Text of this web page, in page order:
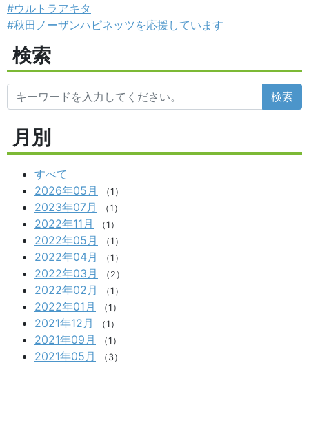
#ウルトラアキタ
#秋田ノーザンハピネッツを応援しています
検索
検索
月別
すべて
2026年05月
（1）
2023年07月 （1）
2022年11月 （1）
2022年05月 （1）
2022年04月 （1）
2022年03月 （2）
2022年02月 （1）
2022年01月 （1）
2021年12月 （1）
2021年09月 （1）
2021年05月 （3）